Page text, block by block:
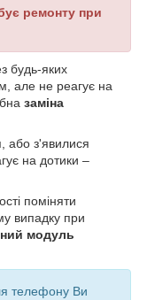
ремонту при
будь-яких
але не реагує на
заміна
або з'явилися
на дотики –
поміняти
випадку при
модуль
телефону Ви